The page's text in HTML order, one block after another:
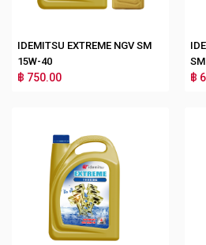
IDEMITSU EXTREME NGV SM
15W-40
฿ 750.00 ฿